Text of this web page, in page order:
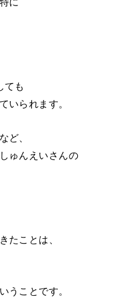
ても
いられます。
ど、
ゅんえいさんの
たことは、
うことです。